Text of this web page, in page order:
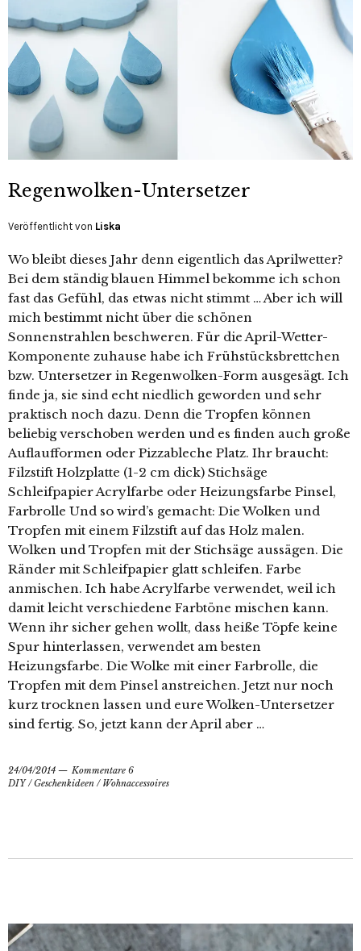
Regenwolken-Untersetzer
Veröffentlicht von Liska
Wo bleibt dieses Jahr denn eigentlich das Aprilwetter?
Bei dem ständig blauen Himmel bekomme ich schon
fast das Gefühl, das etwas nicht stimmt … Aber ich will
mich bestimmt nicht über die schönen
Sonnenstrahlen beschweren. Für die April-Wetter-
Komponente zuhause habe ich Frühstücksbrettchen
bzw. Untersetzer in Regenwolken-Form ausgesägt. Ich
finde ja, sie sind echt niedlich geworden und sehr
praktisch noch dazu. Denn die Tropfen können
beliebig verschoben werden und es finden auch große
Auflaufformen oder Pizzableche Platz. Ihr braucht:
Filzstift Holzplatte (1-2 cm dick) Stichsäge
Schleifpapier Acrylfarbe oder Heizungsfarbe Pinsel,
Farbrolle Und so wird’s gemacht: Die Wolken und
Tropfen mit einem Filzstift auf das Holz malen.
Wolken und Tropfen mit der Stichsäge aussägen. Die
Ränder mit Schleifpapier glatt schleifen. Farbe
anmischen. Ich habe Acrylfarbe verwendet, weil ich
damit leicht verschiedene Farbtöne mischen kann.
Wenn ihr sicher gehen wollt, dass heiße Töpfe keine
Spur hinterlassen, verwendet am besten
Heizungsfarbe. Die Wolke mit einer Farbrolle, die
Tropfen mit dem Pinsel anstreichen. Jetzt nur noch
kurz trocknen lassen und eure Wolken-Untersetzer
sind fertig. So, jetzt kann der April aber …
24/04/2014
Kommentare 6
DIY/Geschenkideen / Wohnaccessoires